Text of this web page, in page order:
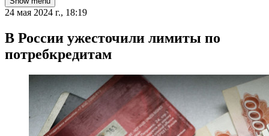
24 мая 2024 г., 18:19
В России ужесточили лимиты по
потребкредитам